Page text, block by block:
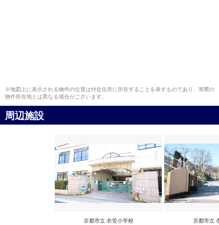
※地図上に表示される物件の位置は付近住所に所在することを表すものであり、実際の
物件所在地とは異なる場合がございます。
周辺施設
京都市立 衣笠小学校 京都市立